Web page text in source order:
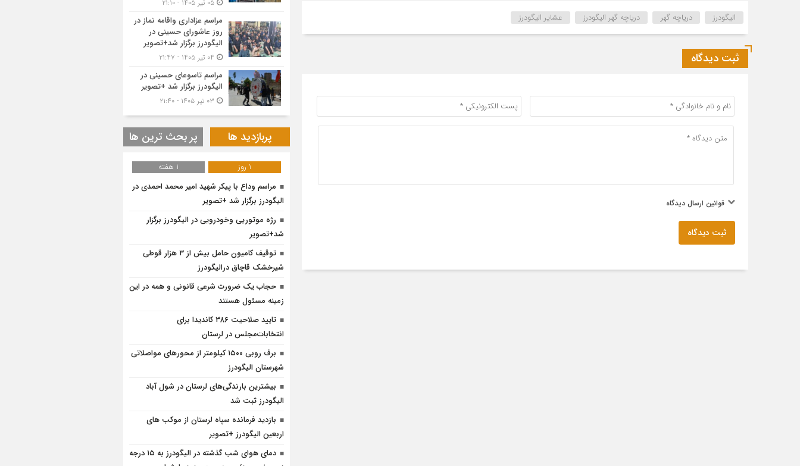
الیگودرز دریاچه گهر دریاچه گهر الیگودرز عشایر الیگودرز
ثبت دیدگاه
قوانین ارسال دیدگاه
ثبت دیدگاه
مراسم عزاداری واقامه نماز در
روز عاشورای حسینی در
الیگودرز برگزار شد+تصویر
مراسم تاسوعای حسینی در
الیگودرز برگزار شد +تصویر
پربازدید ها پر بحث ترین ها
1 روز
1 هفته
مراسم وداع با پیکر شهید امیر محمد احمدی در
الیگودرز برگزار شد +تصویر
رژه موتوریی وخودرویی در الیگودرز برگزار
شد+تصویر
توقیف کامیون حامل بیش از ۳ هزار قوطی
شیرخشک قاچاق درالیگودرز
حجاب یک ضرورت شرعی قانونی و همه در این
زمینه مسئول هستند
تایید صلاحیت ۳۸۶ کاندیدا برای
انتخابات‌مجلس در لرستان
برف روبی ۱۵۰۰ کیلومتر از محور‌های مواصلاتی
شهرستان الیگودرز
بیشترین بارندگی‌های لرستان در شول آباد
الیگودرز ثبت شد
بازدید فرمانده سپاه لرستان از موکب های
اربعین الیگودرز +تصویر
دمای هوای شب گذشته در الیگودرز به ۱۵ درجه